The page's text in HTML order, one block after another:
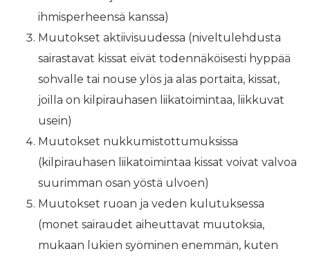
ihmisperheensä kanssa)
Muutokset aktiivisuudessa (niveltulehdusta
sairastavat kissat eivät todennäköisesti hyppää
sohvalle tai nouse ylös ja alas portaita, kissat,
joilla on kilpirauhasen liikatoimintaa, liikkuvat
usein)
Muutokset nukkumistottumuksissa
(kilpirauhasen liikatoimintaa kissat voivat valvoa
suurimman osan yöstä ulvoen)
Muutokset ruoan ja veden kulutuksessa
(monet sairaudet aiheuttavat muutoksia,
mukaan lukien syöminen enemmän, kuten